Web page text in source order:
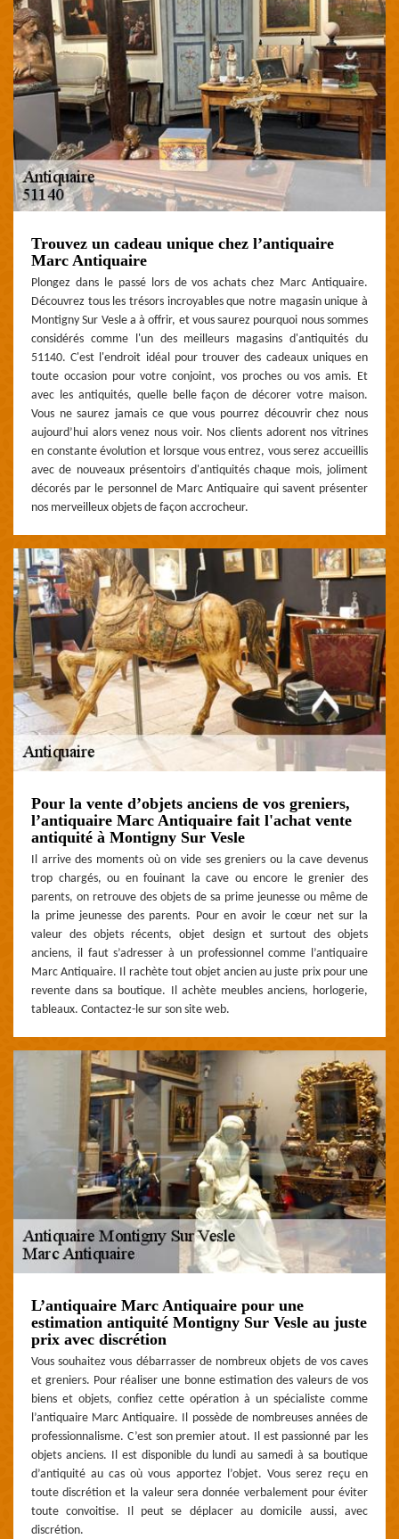
Trouvez un cadeau unique chez l’antiquaire
Marc Antiquaire
Plongez dans le passé lors de vos achats chez Marc Antiquaire.
Découvrez tous les trésors incroyables que notre magasin unique à
Montigny Sur Vesle a à offrir, et vous saurez pourquoi nous sommes
considérés comme l'un des meilleurs magasins d'antiquités du
51140. C'est l'endroit idéal pour trouver des cadeaux uniques en
toute occasion pour votre conjoint, vos proches ou vos amis. Et
avec les antiquités, quelle belle façon de décorer votre maison.
Vous ne saurez jamais ce que vous pourrez découvrir chez nous
aujourd’hui alors venez nous voir. Nos clients adorent nos vitrines
en constante évolution et lorsque vous entrez, vous serez accueillis
avec de nouveaux présentoirs d'antiquités chaque mois, joliment
décorés par le personnel de Marc Antiquaire qui savent présenter
nos merveilleux objets de façon accrocheur.
Pour la vente d’objets anciens de vos greniers,
l’antiquaire Marc Antiquaire fait l'achat vente
antiquité à Montigny Sur Vesle
Il arrive des moments où on vide ses greniers ou la cave devenus
trop chargés, ou en fouinant la cave ou encore le grenier des
parents, on retrouve des objets de sa prime jeunesse ou même de
la prime jeunesse des parents. Pour en avoir le cœur net sur la
valeur des objets récents, objet design et surtout des objets
anciens, il faut s’adresser à un professionnel comme l’antiquaire
Marc Antiquaire. Il rachète tout objet ancien au juste prix pour une
revente dans sa boutique. Il achète meubles anciens, horlogerie,
tableaux. Contactez-le sur son site web.
L’antiquaire Marc Antiquaire pour une
estimation antiquité Montigny Sur Vesle au juste
prix avec discrétion
Vous souhaitez vous débarrasser de nombreux objets de vos caves
et greniers. Pour réaliser une bonne estimation des valeurs de vos
biens et objets, confiez cette opération à un spécialiste comme
l’antiquaire Marc Antiquaire. Il possède de nombreuses années de
professionnalisme. C’est son premier atout. Il est passionné par les
objets anciens. Il est disponible du lundi au samedi à sa boutique
d’antiquité au cas où vous apportez l’objet. Vous serez reçu en
toute discrétion et la valeur sera donnée verbalement pour éviter
toute convoitise. Il peut se déplacer au domicile aussi, avec
discrétion.